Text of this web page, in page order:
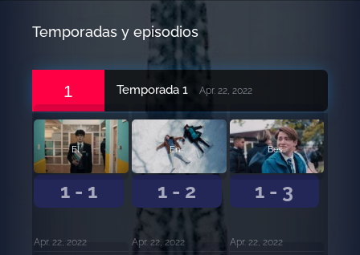
Temporadas y episodios
1 Temporada 1 Apr. 22, 2022
1 - 1
El primer encuentro
Apr. 22, 2022
1 - 2
Encoñamiento
Apr. 22, 2022
1 - 3
Beso
Apr. 22, 2022